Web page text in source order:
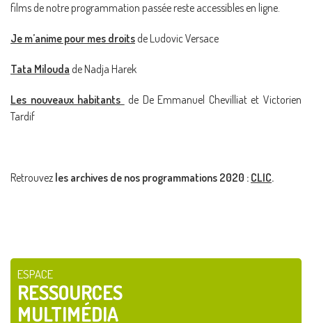
films de notre programmation passée reste accessibles en ligne.
Je m’anime pour mes droits de Ludovic Versace
Tata Milouda de Nadja Harek
Les nouveaux habitants de De Emmanuel Chevilliat et Victorien
Tardif
Retrouvez les archives de nos programmations 2020 : CLIC.
ESPACE
RESSOURCES
MULTIMÉDIA